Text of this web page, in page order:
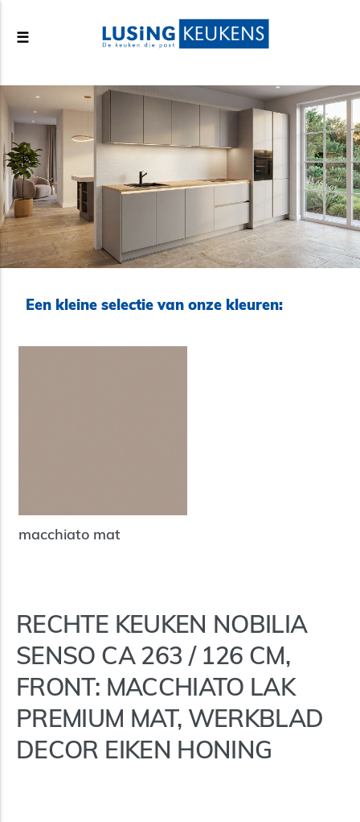
☰
Een kleine selectie van onze kleuren:
macchiato mat
RECHTE KEUKEN NOBILIA
SENSO CA 263 / 126 CM,
FRONT: MACCHIATO LAK
PREMIUM MAT, WERKBLAD
DECOR EIKEN HONING